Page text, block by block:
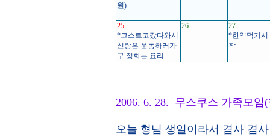
원)
25
*코스트코갔다와서
신랑은 운동하러가
구 정화는 요리
26
27
*한약먹기시
작
2006. 6. 28. 무스쿠스 가족모임
오늘 형님 생일이라서 겸사 겸